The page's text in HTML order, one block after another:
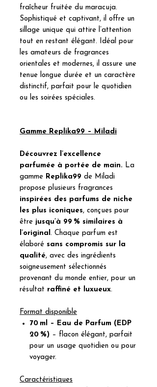
fraîcheur fruitée du maracuja.
Sophistiqué et captivant, il offre un
sillage unique qui attire l’attention
tout en restant élégant. Idéal pour
les amateurs de fragrances
orientales et modernes, il assure une
tenue longue durée et un caractère
distinctif, parfait pour le quotidien
ou les soirées spéciales.
Gamme Replika99 – Miladi
Découvrez l’excellence
parfumée à portée de main. La
gamme Replika99 de Miladi
propose plusieurs fragrances
inspirées des parfums de niche
les plus iconiques, conçues pour
être jusqu’à 99 % similaires à
l’original. Chaque parfum est
élaboré sans compromis sur la
qualité, avec des ingrédients
soigneusement sélectionnés
provenant du monde entier, pour un
résultat raffiné et luxueux.
Format disponible
70 ml – Eau de Parfum (EDP
20 %) – flacon élégant, parfait
pour un usage quotidien ou pour
voyager.
Caractéristiques